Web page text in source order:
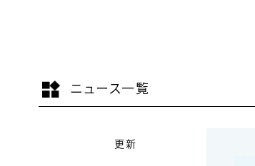
ニュース一覧
更新